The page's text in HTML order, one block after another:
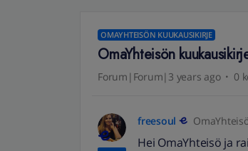
OMAYHTEISÖN KUUKAUSIKIRJE
OmaYhteisön
Forum|Forum|3 years ago 0
freesoul
Hei OmaYhteisö ja